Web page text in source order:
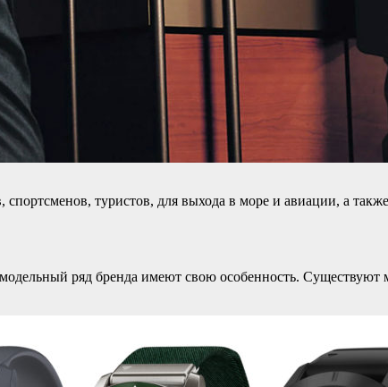
туристов, для выхода в море и авиации, а
ряд бренда имеют свою особенность. Существуют